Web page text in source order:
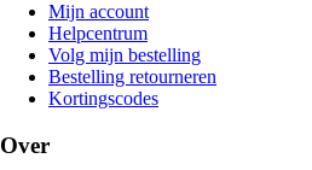
Mijn account
Helpcentrum
Volg mijn bestelling
Bestelling retourneren
Kortingscodes
Over